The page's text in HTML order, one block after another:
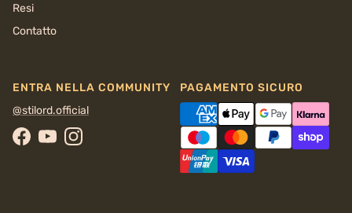
Resi
Contatto
ENTRA NELLA COMMUNITY
@stilord.official
Facebook
YouTubeInstagram
PAGAMENTO SICURO